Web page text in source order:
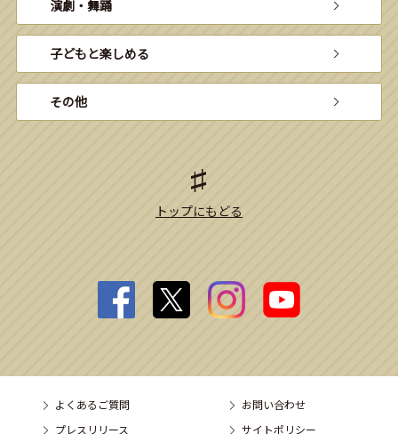
演劇・舞踊
子どもと楽しめる
その他
トップにもどる
よくあるご質問
お問い合わせ
プレスリリース
サイトポリシー